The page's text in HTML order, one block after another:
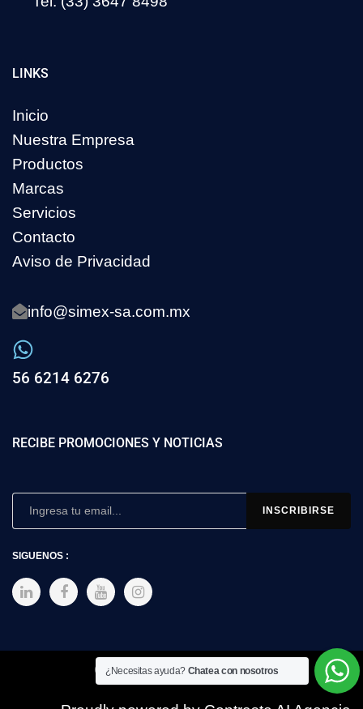
LINKS
Inicio
Nuestra Empresa
Productos
Marcas
Servicios
Contacto
Aviso de Privacidad
info@simex-sa.com.mx
56 6214 6276
RECIBE PROMOCIONES Y NOTICIAS
SIGUENOS :
Copyright © 2025 SIMEX
¿Necesitas ayuda? Chatea con nosotros